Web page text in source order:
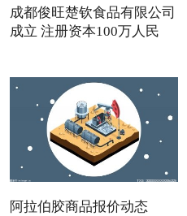
成都俊旺楚钦食品有限公司
成立 注册资本100万人民
阿拉伯胶商品报价动态